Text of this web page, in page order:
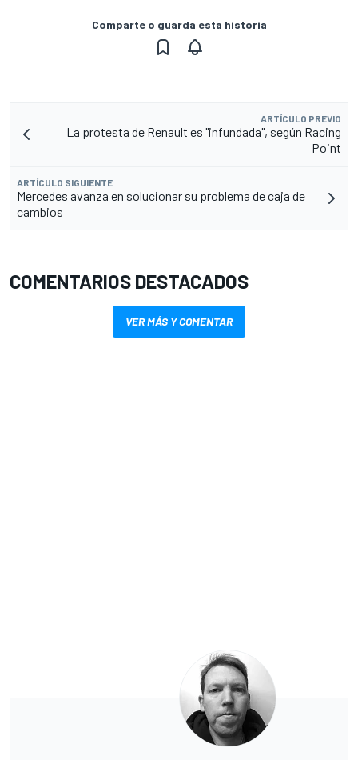
Comparte o guarda esta historia
ARTÍCULO PREVIO
La protesta de Renault es "infundada", según Racing
Point
ARTÍCULO SIGUIENTE
Mercedes avanza en solucionar su problema de caja de
cambios
COMENTARIOS DESTACADOS
VER MÁS Y COMENTAR